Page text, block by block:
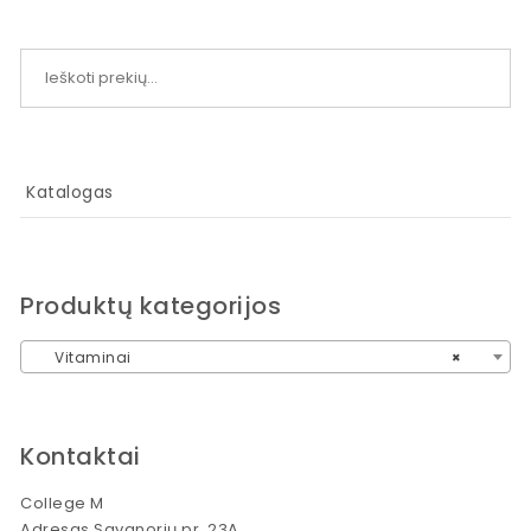
Katalogas
Produktų kategorijos
×
Vitaminai
Kontaktai
College M